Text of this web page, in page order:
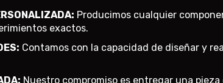
Producimos cualquier
exactos.
Contamos con la capacidad de diseñar y
Nuestro compromiso es entregar una